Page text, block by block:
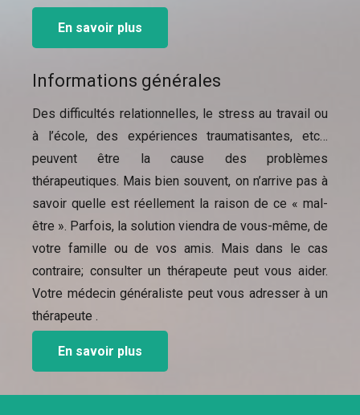
En savoir plus
Informations générales
Des difficultés relationnelles, le stress au travail ou
à l’école, des expériences traumatisantes, etc…
peuvent être la cause des problèmes
thérapeutiques. Mais bien souvent, on n’arrive pas à
savoir quelle est réellement la raison de ce « mal-
être ». Parfois, la solution viendra de vous-même, de
votre famille ou de vos amis. Mais dans le cas
contraire; consulter un thérapeute peut vous aider.
Votre médecin généraliste peut vous adresser à un
thérapeute .
En savoir plus